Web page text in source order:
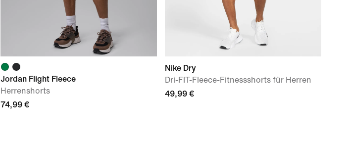
Jordan Flight Fleece
Herrenshorts
74,99 €
Nike Dry
Dri-FIT-Fleece-Fitnessshorts für Herren
49,99 €